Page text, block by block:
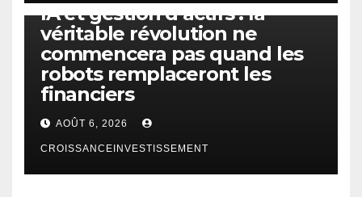
IA et gestion d’actifs : la
véritable révolution ne
commencera pas quand les
robots remplaceront les
financiers
AOÛT 6, 2026
CROISSANCEINVESTISSEMENT